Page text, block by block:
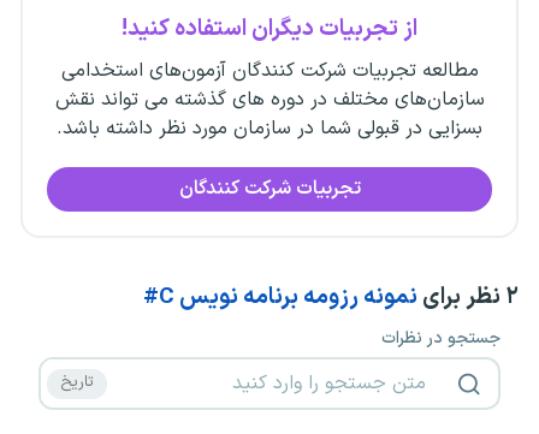
از تجربیات دیگران استفاده کنید!
مطالعه تجربیات شرکت کنندگان آزمون‌های استخدامی
سازمان‌های مختلف در دوره های گذشته می تواند نقش
بسزایی در قبولی شما در سازمان مورد نظر داشته باشد.
تجربیات شرکت کنندگان
۲ نظر برای نمونه رزومه برنامه نویس C#
جستجو در نظرات